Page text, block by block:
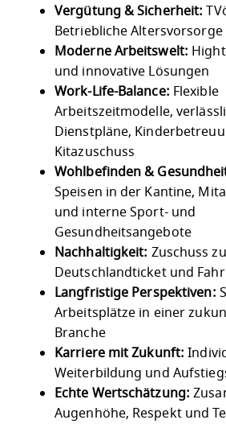
Vergütung & Sicherheit:
Betriebliche Altersvorsorge
Moderne Arbeitswelt:
und innovative Lösungen
Work-Life-Balance: Flexible
Arbeitszeitmodelle,
Dienstpläne,
Kitazuschuss
Wohlbefinden &
Speisen in der Kantine,
und interne Sport- und
Gesundheitsangebote
Nachhaltigkeit: Zuschuss
Deutschlandticket und
Langfristige Perspektiven:
Arbeitsplätze in einer
Branche
Karriere mit Zukunft:
Weiterbildung und
Echte Wertschätzung:
Augenhöhe, Respekt und